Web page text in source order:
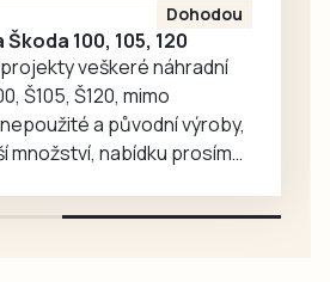
dramatické
osudy…
Dohodou
100, 105, 120
veškeré náhradní
Š105, Š120, mimo
a původní výroby,
množství, nabídku prosím